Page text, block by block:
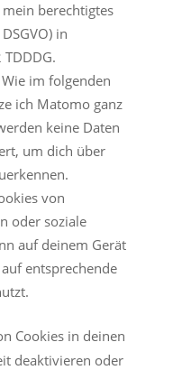
berechtigtes
in
im folgenden
ich Matomo ganz
keine Daten
um dich über
von
oder soziale
auf deinem Gerät
entsprechende
Cookies in deinen
deaktivieren oder